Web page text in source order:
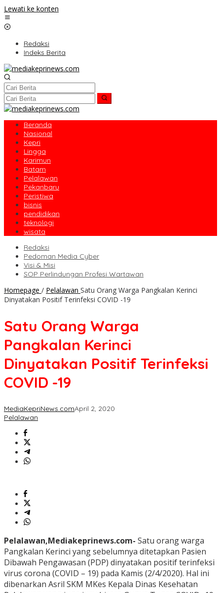
Lewati ke konten
Redaksi
Indeks Berita
Beranda
Nasional
Kepri
Lingga
Karimun
Batam
Pelalawan
Pekanbaru
Peristiwa
bisnis
pendidikan
teknologi
wisata
Redaksi
Pedoman Media Cyber
Visi & Misi
SOP Perlindungan Profesi Wartawan
Homepage / Pelalawan Satu Orang Warga Pangkalan Kerinci
Dinyatakan Positif Terinfeksi COVID -19
Satu Orang Warga
Pangkalan Kerinci
Dinyatakan Positif Terinfeksi
COVID -19
MediaKepriNews.comApril 2, 2020
Pelalawan
Pelalawan,Mediakeprinews.com- Satu orang warga
Pangkalan Kerinci yang sebelumnya ditetapkan Pasien
Dibawah Pengawasan (PDP) dinyatakan positif terinfeksi
virus corona (COVID – 19) pada Kamis (2/4/2020). Hal ini
dibenarkan Asril SKM MKes Kepala Dinas Kesehatan